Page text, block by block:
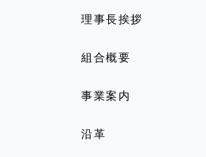
理事長挨拶
組合概要
事業案内
沿革